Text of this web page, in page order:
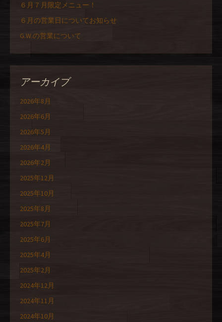
６月７月限定メニュー！
６月の営業日についてお知らせ
G.W.の営業について
アーカイブ
2026年8月
2026年6月
2026年5月
2026年4月
2026年2月
2025年12月
2025年10月
2025年8月
2025年7月
2025年6月
2025年4月
2025年2月
2024年12月
2024年11月
2024年10月